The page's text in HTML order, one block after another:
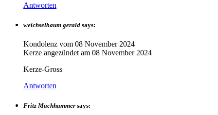
Antworten
weichselbaum gerald says:
Kondolenz vom 08 November 2024
Kerze angezündet am 08 November 2024
Kerze-Gross
Antworten
Fritz Machhammer says: